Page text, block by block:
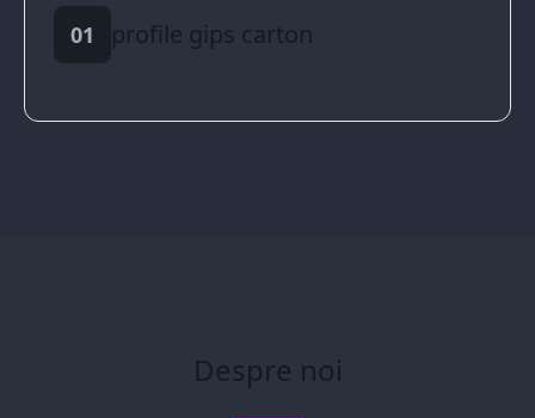
01 profile gips carton
Despre noi